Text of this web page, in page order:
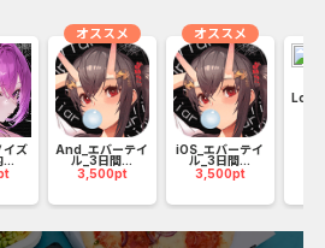
イズ
...
And_エバーテイ
ル_3日間...
3,500pt
オススメ
iOS_エバーテイ
ル_3日間...
3,500pt
オススメ